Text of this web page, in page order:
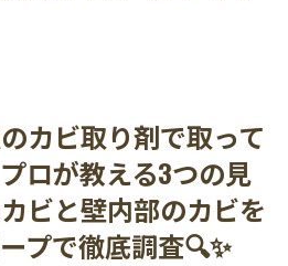
カビ取り剤で取って
ロが教える3つの見
ビと壁内部のカビを
プで徹底調査🔍✨